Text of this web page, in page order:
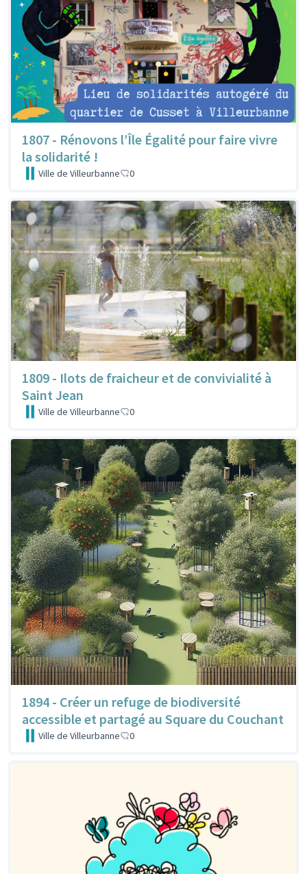
1807 - Rénovons l’Île Égalité pour faire vivre
la solidarité !
Ville de Villeurbanne 0
1809 - Ilots de fraicheur et de convivialité à
Saint Jean
Ville de Villeurbanne 0
1894 - Créer un refuge de biodiversité
accessible et partagé au Square du Couchant
Ville de Villeurbanne 0